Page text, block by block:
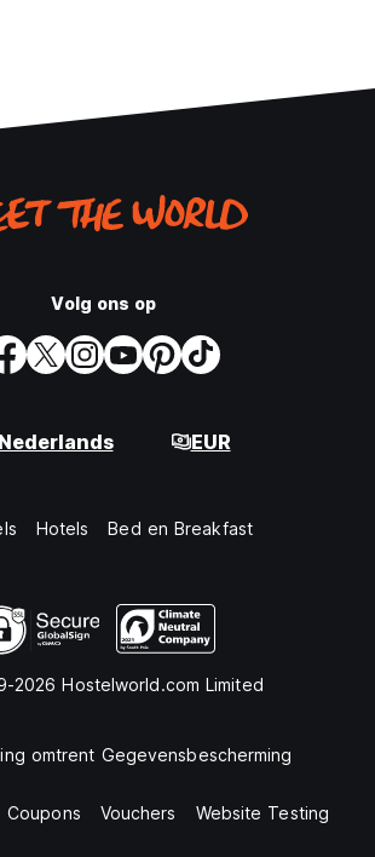
Volg ons op
EUR
Hotels Bed en Breakfast
2026 Hostelworld.com Limited
omtrent Gegevensbescherming
Coupons Vouchers Website Testing